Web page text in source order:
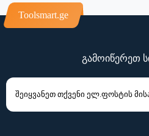
Toolsmart.ge
გამოიწერეთ